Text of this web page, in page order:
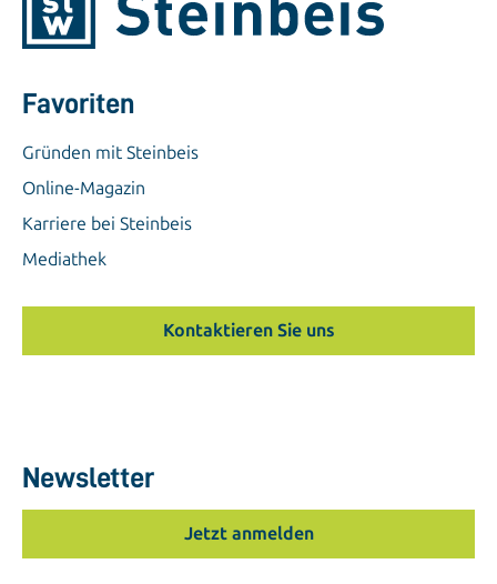
Favoriten
Gründen mit Steinbeis
Karriere bei Steinbeis
Mediathek
Expertensuche